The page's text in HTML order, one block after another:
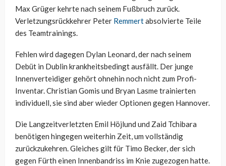
Max Grüger kehrte nach seinem Fußbruch zurück.
Verletzungsrückkehrer Peter Remmertabsolvierte Teile
des Teamtrainings.
Fehlen wird dagegen Dylan Leonard, der nach seinem
Debüt in Dublin krankheitsbedingt ausfällt. Der junge
Innenverteidiger gehört ohnehin noch nicht zum Profi-
Inventar. Christian Gomis und Bryan Lasme trainierten
individuell, sie sind aber wieder Optionen gegen Hannover.
Die Langzeitverletzten Emil Höjlund und Zaid Tchibara
benötigen hingegen weiterhin Zeit, um vollständig
zurückzukehren. Gleiches gilt für Timo Becker, der sich
gegen Fürth einen Innenbandriss im Knie zugezogen hatte.